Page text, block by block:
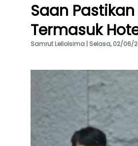
Saan
Termasuk
Samrut Lellolsima | Selasa, 02/06/